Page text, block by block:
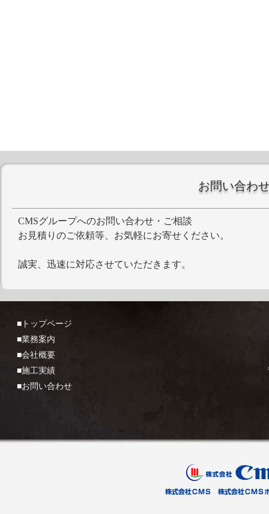
お問い合わ
CMSグループへのお問い合わせ・ご相談
お見積りのご依頼等、お気軽にお寄せください。
誠実、迅速に対応させていただきます。
■トップページ
■業務案内
■会社概要
■施工実績
■お問い合わせ